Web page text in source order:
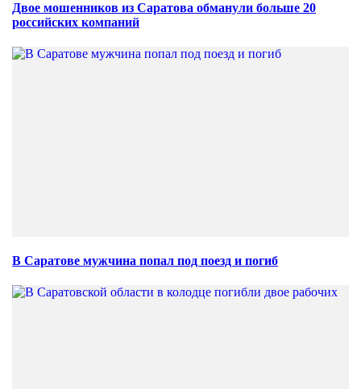
Двое мошенников из Саратова обманули больше 20
российских компаний
В Саратове мужчина попал под поезд и погиб